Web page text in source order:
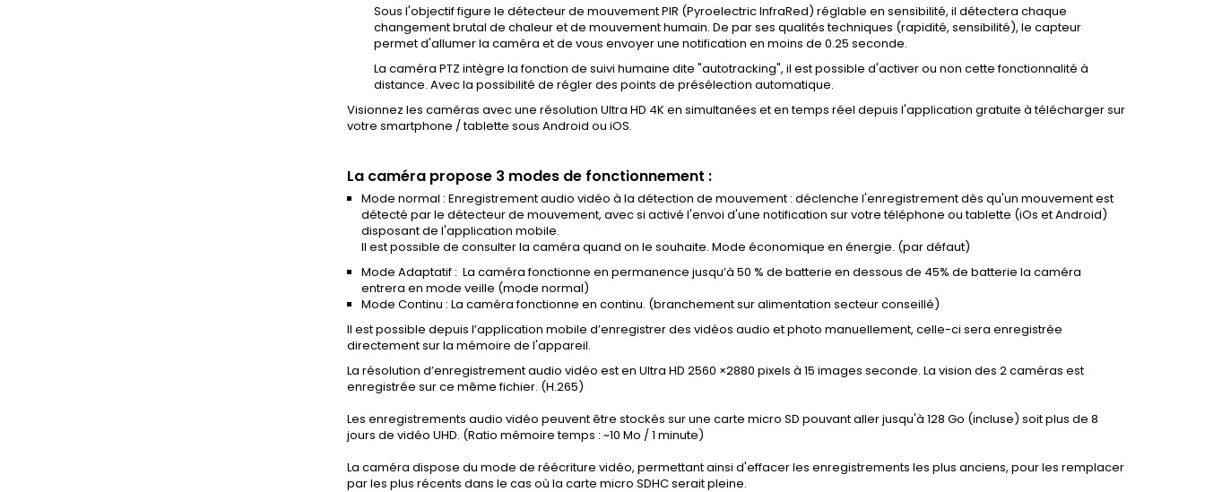
Sous l'objectif figure le détecteur de mouvement PIR (Pyroelectric InfraRed) réglable en sensibilité, il détectera chaque
changement brutal de chaleur et de mouvement humain. De par ses qualités techniques (rapidité, sensibilité), le capteur
permet d'allumer la caméra et de vous envoyer une notification en moins de 0.25 seconde.
La caméra PTZ intègre la fonction de suivi humaine dite "autotracking", il est possible d'activer ou non cette fonctionnalité à
distance. Avec la possibilité de régler des points de présélection automatique.
Visionnez les caméras avec une résolution Ultra HD 4K en simultanées et en temps réel depuis l'application gratuite à télécharger sur
votre smartphone / tablette sous Android ou iOS.
La caméra propose 3 modes de fonctionnement :
Mode normal : Enregistrement audio vidéo à la détection de mouvement : déclenche l'enregistrement dès qu'un mouvement est
détecté par le détecteur de mouvement, avec si activé l'envoi d'une notification sur votre téléphone ou tablette (iOs et Android)
disposant de l'application mobile.
Il est possible de consulter la caméra quand on le souhaite. Mode économique en énergie. (par défaut)
Mode Adaptatif : La caméra fonctionne en permanence jusqu’à 50 % de batterie en dessous de 45% de batterie la caméra
entrera en mode veille (mode normal)
Mode Continu : La caméra fonctionne en continu. (branchement sur alimentation secteur conseillé)
Il est possible depuis l’application mobile d’enregistrer des vidéos audio et photo manuellement, celle-ci sera enregistrée
directement sur la mémoire de l'appareil.
La résolution d’enregistrement audio vidéo est en Ultra HD 2560 ×2880 pixels à 15 images seconde. La vision des 2 caméras est
enregistrée sur ce même fichier. (H.265)
Les enregistrements audio vidéo peuvent être stockés sur une carte micro SD pouvant aller jusqu'à 128 Go (incluse) soit plus de 8
jours de vidéo UHD. (Ratio mémoire temps : ~10 Mo / 1 minute)
La caméra dispose du mode de réécriture vidéo, permettant ainsi d'effacer les enregistrements les plus anciens, pour les remplacer
par les plus récents dans le cas où la carte micro SDHC serait pleine.